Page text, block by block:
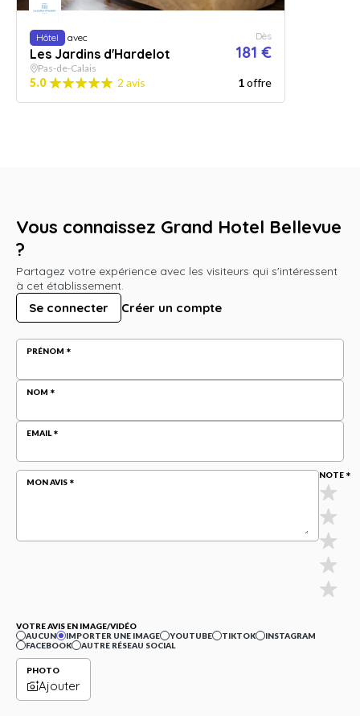
Hôtel avec
Les Jardins d'Hardelot
Dès
181 €
Pas-de-Calais
5.0 2 avis 1offre
Vous connaissez Grand Hotel Bellevue
?
Partagez votre expérience avec les visiteurs qui s'intéressent
à cet établissement.
Se connecter Créer un compte
PRÉNOM
NOM
EMAIL
MON AVIS
NOTE
VOTRE AVIS EN IMAGE/VIDÉO
AUCUN
IMPORTER UNE IMAGE YOUTUBE TIKTOK
INSTAGRAM
FACEBOOK
AUTRE RÉSEAU SOCIAL
PHOTO
Ajouter